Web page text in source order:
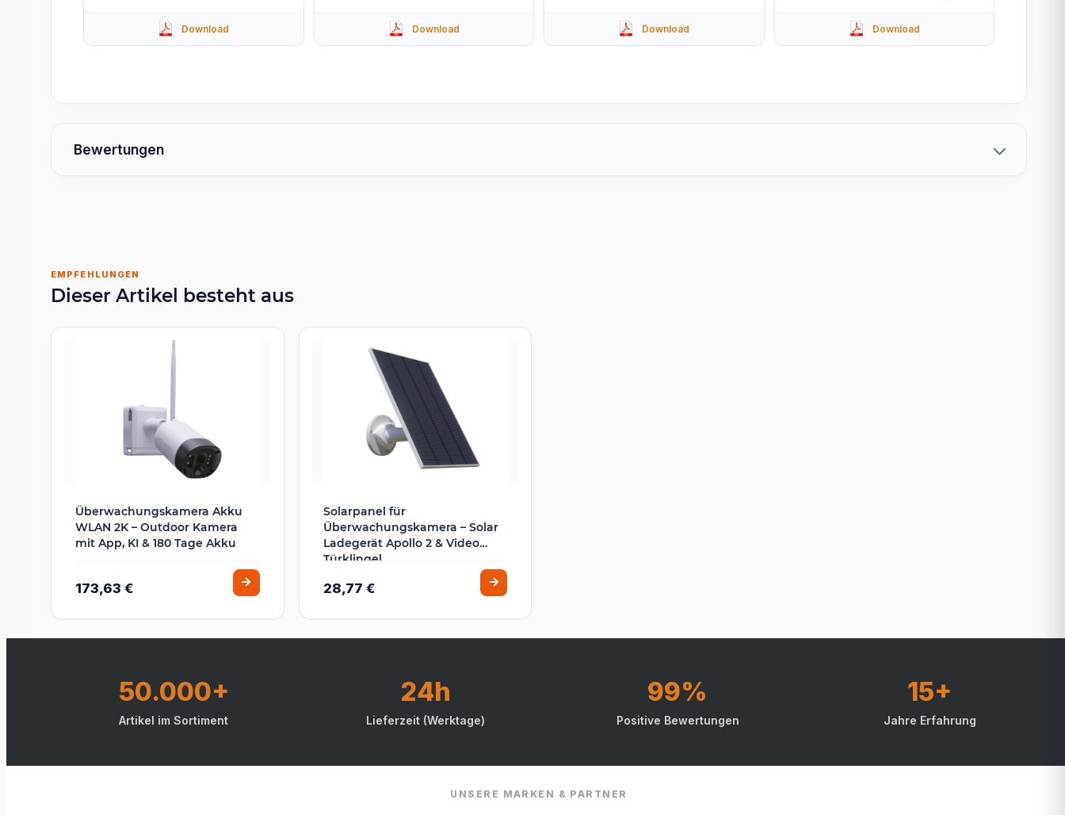
Bewertungen
EMPFEHLUNGEN
Dieser Artikel besteht aus
Überwachungskamera Akku
WLAN 2K – Outdoor Kamera
mit App, KI & 180 Tage Akku
173,63 €
Solarpanel für
Überwachungskamera – Solar
Ladegerät Apollo 2 & Video
Türklingel
28,77 €
50.000+
Artikel im Sortiment
24h
Lieferzeit (Werktage)
99%
Positive Bewertungen
15+
Jahre Erfahrung
UNSERE MARKEN & PARTNER